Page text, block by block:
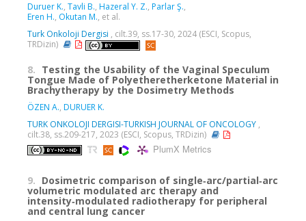
Duruer K., Tavli B., Hazeral Y. Z., Parlar Ş.,
Eren H., Okutan M., et al.
Turk Onkoloji Dergisi , cilt.39, ss.17-30, 2024 (ESCI, Scopus,
TRDizin)
8. Testing the Usability of the Vaginal Speculum
Tongue Made of Polyetheretherketone Material in
Brachytherapy by the Dosimetry Methods
ÖZEN A., DURUER K.
TURK ONKOLOJI DERGISI-TURKISH JOURNAL OF ONCOLOGY ,
cilt.38, ss.209-217, 2023 (ESCI, Scopus, TRDizin)
PlumX Metrics
9. Dosimetric comparison of single‑arc/partial‑arc
volumetric modulated arc therapy and
intensity‑modulated radiotherapy for peripheral
and central lung cancer